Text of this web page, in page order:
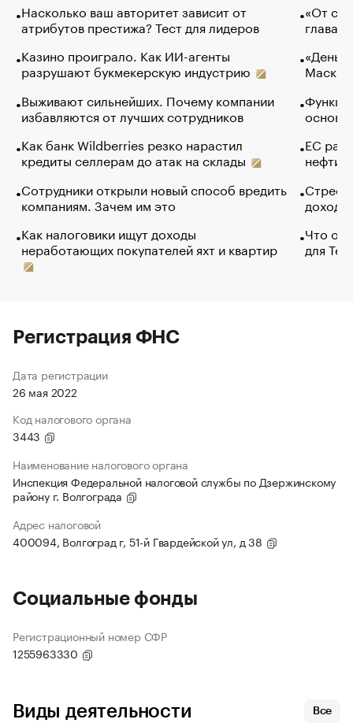
Насколько ваш авторитет зависит от
атрибутов престижа? Тест для лидеров
Казино проиграло. Как ИИ-агенты
разрушают букмекерскую индустрию
Выживают сильнейших. Почему компании
избавляются от лучших сотрудников
Как банк Wildberries резко нарастил
кредиты селлерам до атак на склады
Сотрудники открыли новый способ вредить
компаниям. Зачем им это
Как налоговики ищут доходы
неработающих покупателей яхт и квартир
«От
глава
Маск в
основ
ЕС
нефти
Что
для
Регистрация ФНС
Дата регистрации
26 мая 2022
Код налогового органа
3443
Наименование налогового органа
Инспекция Федеральной налоговой службы по Дзержинскому
району г. Волгограда
Адрес налоговой
400094, Волгоград г, 51-й Гвардейской ул, д 38
Социальные фонды
Регистрационный номер СФР
1255963330
Виды деятельности Все